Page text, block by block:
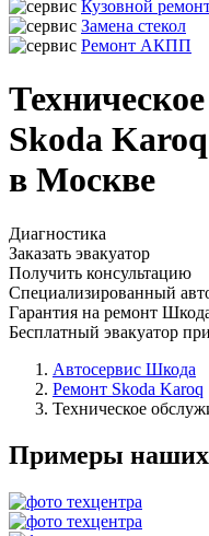
Кузовной
Замена стекол
Ремонт АКПП
Skoda
в Москве
Диагностика
Заказать эвакуатор
Получить консультацию
Специализированный
Гарантия на ремонт
Бесплатный эвакуатор
Автосервис Шкода
Ремонт Skoda Karoq
Техническое
Примеры наших